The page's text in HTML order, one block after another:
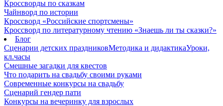
Кроссворды по сказкам
Чайнворд по истории
Кроссворд «Российские спортсмены»
Кроссворд по литературному чтению «Знаешь ли ты сказки?»
Блог
Сценарии детских праздниковМетодика и дидактикаУроки,
кл.часы
Смешные загадки для квестов
Что подарить на свадьбу своими руками
Современные конкурсы на свадьбу
Сценарий гендер пати
Конкурсы на вечеринку для взрослых